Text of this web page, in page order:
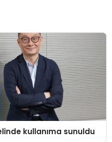
kullanıma sunuldu